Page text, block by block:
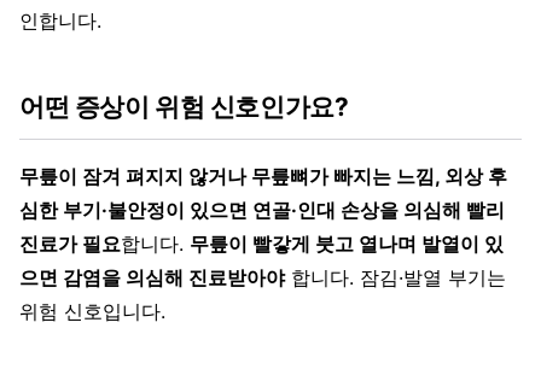
인합니다.
어떤 증상이 위험 신호인가요?
무릎이 잠겨 펴지지 않거나 무릎뼈가 빠지는 느낌, 외상 후
심한 부기·불안정이 있으면 연골·인대 손상을 의심해 빨리
진료가 필요합니다. 무릎이 빨갛게 붓고 열나며 발열이 있
으면 감염을 의심해 진료받아야합니다. 잠김·발열 부기는
위험 신호입니다.